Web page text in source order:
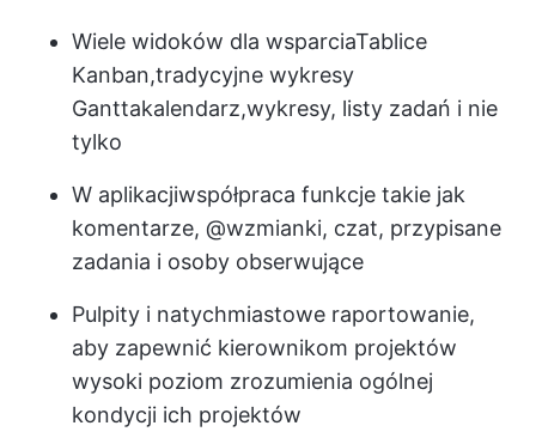
Wiele widoków dla wsparciaTablice
Kanban,tradycyjne wykresy
Ganttakalendarz,wykresy, listy zadań i nie
tylko
W aplikacjiwspółpraca funkcje takie jak
komentarze, @wzmianki, czat, przypisane
zadania i osoby obserwujące
Pulpity i natychmiastowe raportowanie,
aby zapewnić kierownikom projektów
wysoki poziom zrozumienia ogólnej
kondycji ich projektów